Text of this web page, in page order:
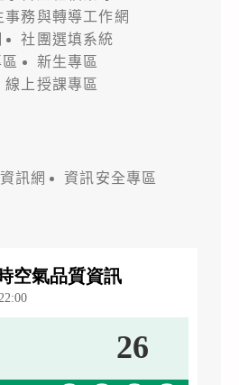
事務與轉導工作網
社團選填系統
新生專區
線上授課專區
訊網
資訊安全專區